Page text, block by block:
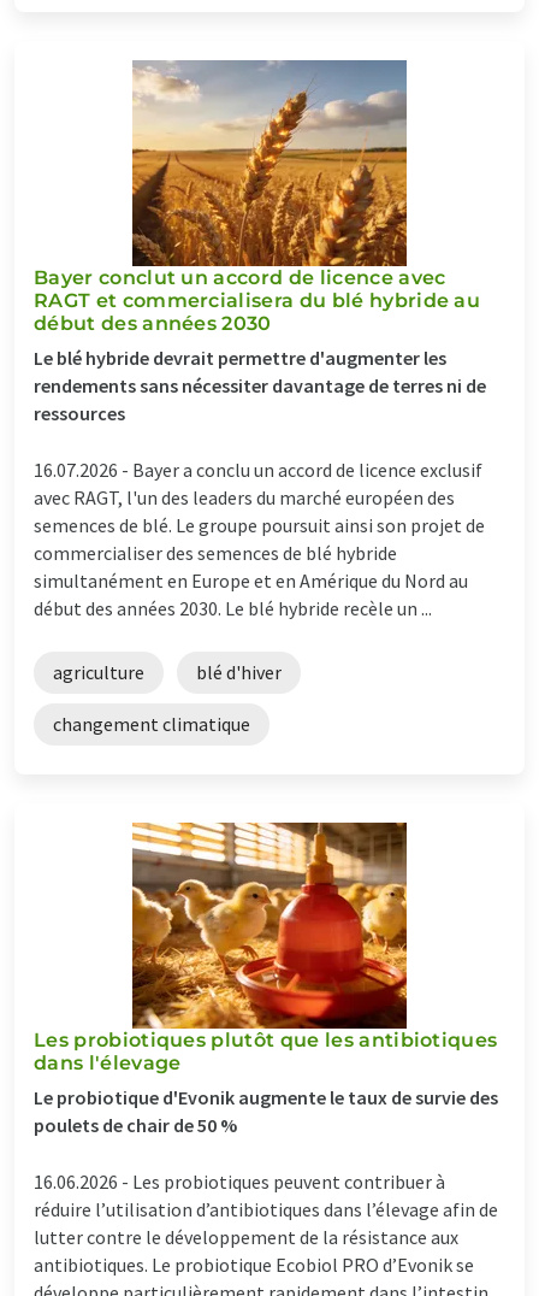
Bayer conclut un accord de licence avec
RAGT et commercialisera du blé hybride au
début des années 2030
Le blé hybride devrait permettre d'augmenter les
rendements sans nécessiter davantage de terres ni de
ressources
16.07.2026 - Bayer a conclu un accord de licence exclusif
avec RAGT, l'un des leaders du marché européen des
semences de blé. Le groupe poursuit ainsi son projet de
commercialiser des semences de blé hybride
simultanément en Europe et en Amérique du Nord au
début des années 2030. Le blé hybride recèle un ...
agriculture blé d'hiver
changement climatique
Les probiotiques plutôt que les antibiotiques
dans l'élevage
Le probiotique d'Evonik augmente le taux de survie des
poulets de chair de 50 %
16.06.2026 - Les probiotiques peuvent contribuer à
réduire l’utilisation d’antibiotiques dans l’élevage afin de
lutter contre le développement de la résistance aux
antibiotiques. Le probiotique Ecobiol PRO d’Evonik se